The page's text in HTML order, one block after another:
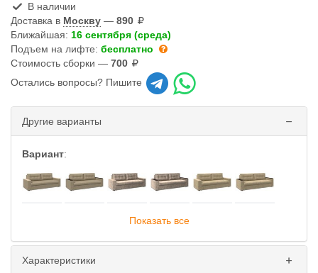
В наличии
Доставка в Москву — 890
Ближайшая: 16 сентября (среда)
Подъем на лифте: бесплатно
Стоимость сборки — 700
Остались вопросы? Пишите
Другие варианты
Вариант:
Показать все
Характеристики